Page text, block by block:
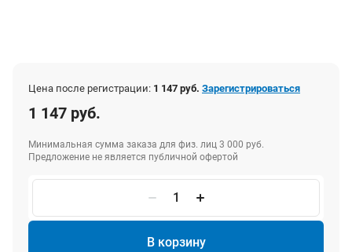
Цена после регистрации: 1 147 руб. Зарегистрироваться
1 147 руб.
Минимальная сумма заказа для физ. лиц 3 000 руб.
Предложение не является публичной офертой
В корзину